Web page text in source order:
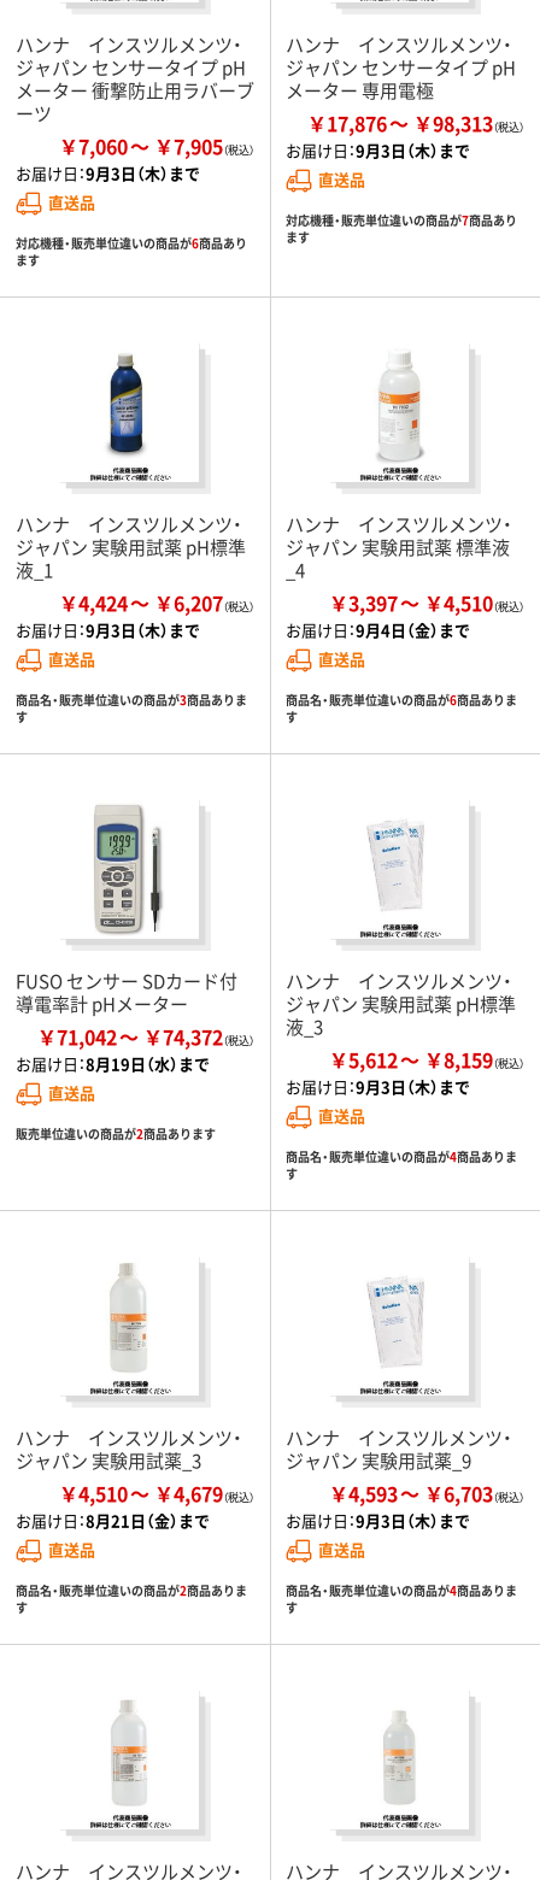
ハンナ インスツルメンツ・
ジャパン センサータイプ pH
メーター 衝撃防止用ラバーブ
ーツ
￥7,060 ￥7,905
お届け日：9月3日（木）まで
直送品
対応機種・販売単位違いの商品が6商品あり
ます
ハンナ インスツルメンツ・
ジャパン センサータイプ pH
メーター 専用電極
￥17,876 ￥98,313
お届け日：9月3日（木）まで
直送品
対応機種・販売単位違いの商品が7商品あり
ます
ハンナ インスツルメンツ・
ジャパン 実験用試薬 pH標準
液_1
￥4,424 ￥6,207
お届け日：9月3日（木）まで
直送品
商品名・販売単位違いの商品が3商品ありま
す
ハンナ インスツルメンツ・
ジャパン 実験用試薬 標準液
_4
￥3,397 ￥4,510
お届け日：9月4日（金）まで
直送品
商品名・販売単位違いの商品が6商品ありま
す
FUSO センサー SDカード付
導電率計 pHメーター
￥71,042 ￥74,372
お届け日：8月19日（水）まで
直送品
販売単位違いの商品が2商品あります
ハンナ インスツルメンツ・
ジャパン 実験用試薬 pH標準
液_3
￥5,612 ￥8,159
お届け日：9月3日（木）まで
直送品
商品名・販売単位違いの商品が4商品ありま
す
ハンナ インスツルメンツ・
ジャパン 実験用試薬_3
￥4,510 ￥4,679
お届け日：8月21日（金）まで
直送品
商品名・販売単位違いの商品が2商品ありま
す
ハンナ インスツルメンツ・
ジャパン 実験用試薬_9
￥4,593 ￥6,703
お届け日：9月3日（木）まで
直送品
商品名・販売単位違いの商品が4商品ありま
す
ハンナ インスツルメンツ・ ハンナ インスツルメンツ・